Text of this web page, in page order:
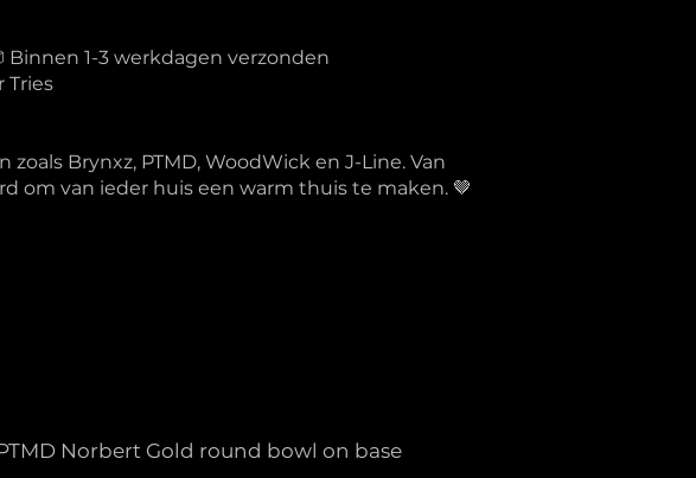
Binnen 1-3 werkdagen verzonden
Tries
Brynxz, PTMD, WoodWick en J-Line. Van
om van ieder huis een warm thuis te maken. 🤎
Norbert Gold round bowl on base